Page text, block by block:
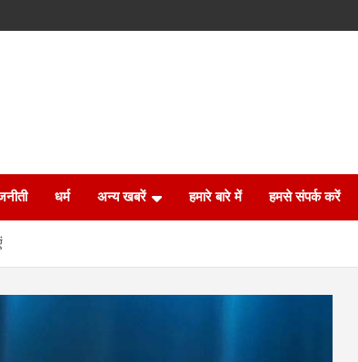
धर्म अन्य खबरें हमारे बारे में हमसे संपर्क करें